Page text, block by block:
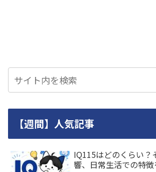
【週間】人気記事
IQ115はどのくらい？
響、日常生活での特